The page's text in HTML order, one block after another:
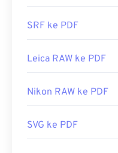
SRF ke PDF
Leica RAW ke PDF
Nikon RAW ke PDF
SVG ke PDF